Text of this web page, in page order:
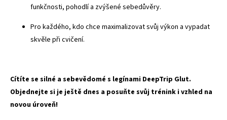
funkčnosti, pohodlí a zvýšené sebedůvěry.
Pro každého, kdo chce maximalizovat svůj výkon a vypadat
skvěle při cvičení.
Cítíte se silné a sebevědomé s legínami DeepTrip Glut.
Objednejte si je ještě dnes a posuňte svůj trénink i vzhled na
novou úroveň!